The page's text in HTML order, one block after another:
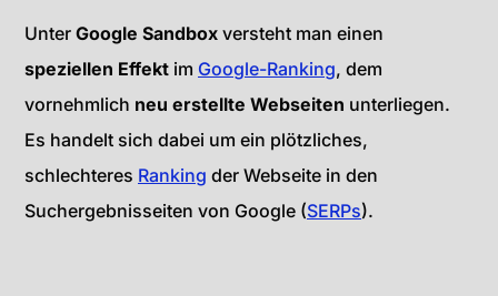
Unter Google Sandbox versteht man einen
speziellen Effekt im Google-Ranking, dem
vornehmlich neu erstellte Webseiten unterliegen.
Es handelt sich dabei um ein plötzliches,
schlechteres Ranking der Webseite in den
Suchergebnisseiten von Google (SERPs).